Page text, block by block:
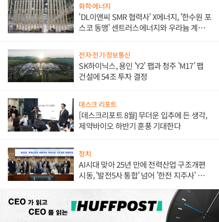
화학·에너지
'DL이앤씨 SMR 협력사' X에너지, '한수원 포
스코 동맹' 센트러스에너지와 우라늄 계약
전자·전기·정보통신
SK하이닉스, 용인 'Y2' 팹과 청주 'M17' 팹
건설에 54조 투자 결정
데스크 리포트
[데스크리포트 8월] 무더운 입추에 든 생각,
제약바이오 하반기 훈풍 기대한다
정치
AI시대 맞아 25년 만에 전력산업 구조개편
시동, '발전5사 통합' 넘어 '한전 지주사' 재편